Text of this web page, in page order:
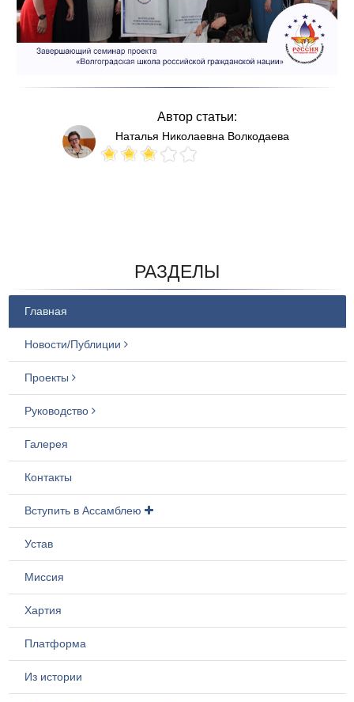
Автор статьи:
Наталья Николаевна Волкодаева
РАЗДЕЛЫ
Главная
Новости/Публиции
Проекты
Руководство
Галерея
Контакты
Вступить в Ассамблею
Устав
Миссия
Хартия
Платформа
Из истории